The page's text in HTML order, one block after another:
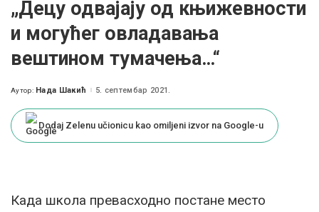
„Децу одвајају од књижевности
и могућег овладавања
вештином тумачења…“
Posted
Аутор: Нада Шакић 5. септембар 2021.
Dodaj Zelenu učionicu kao omiljeni izvor na Google-u
Када школа превасходно постане место